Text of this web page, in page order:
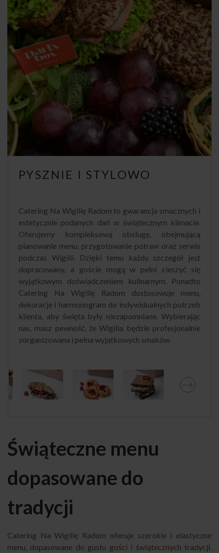
PYSZNIE I STYLOWO
Catering Na Wigilię Radom to gwarancja smacznych i
estetycznie podanych dań w świątecznym klimacie.
Oferujemy kompleksową obsługę, obejmującą
planowanie menu, przygotowanie potraw oraz serwis
podczas Wigilii. Dzięki temu każdy szczegół jest
dopracowany, a goście mogą w pełni cieszyć się
wyjątkowym doświadczeniem kulinarnym. Ponadto
Catering Na Wigilię Radom dostosowuje menu,
dekoracje i harmonogram do indywidualnych potrzeb
klienta, aby święta były niezapomniane. Wybierając
nas, masz pewność, że Wigilia będzie profesjonalnie
zorganizowana i pełna wyjątkowych smaków.
Świąteczne menu
dopasowane do
tradycji
Catering Na Wigilię Radom oferuje szerokie i elastyczne
menu, dopasowane do gustu gości i świątecznych tradycji.